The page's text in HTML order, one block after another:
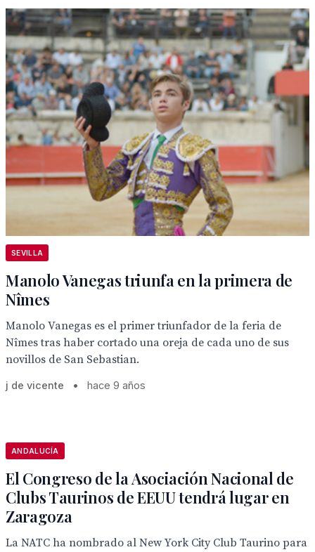
SEVILLA
Manolo Vanegas triunfa en la primera de
Nîmes
Manolo Vanegas es el primer triunfador de la feria de
Nîmes tras haber cortado una oreja de cada uno de sus
novillos de San Sebastian.
j de vicente • hace 9 años
ANDALUCÍA
El Congreso de la Asociación Nacional de
Clubs Taurinos de EEUU tendrá lugar en
Zaragoza
La NATC ha nombrado al New York City Club Taurino para